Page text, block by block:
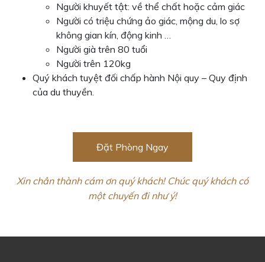
Người khuyết tật: về thể chất hoặc cảm giác
Người có triệu chứng ảo giác, mộng du, lo sợ
không gian kín, động kinh …
Người già trên 80 tuổi
Người trên 120kg
Quý khách tuyệt đối chấp hành Nội quy – Quy định
của du thuyền.
Đặt Phòng Ngay
Xin chân thành cám ơn quý khách! Chúc quý khách có
một chuyến đi như ý!